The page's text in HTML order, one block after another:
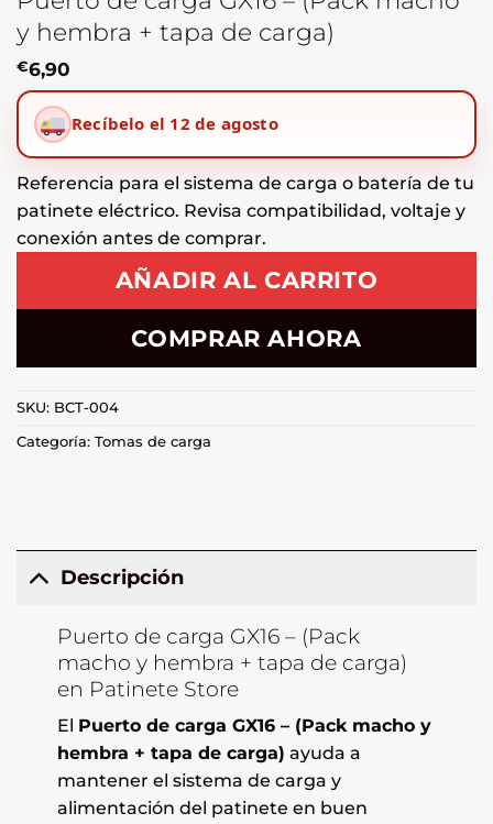
y hembra + tapa de carga)
€6,90
Recíbelo el 12 de agosto
Referencia para el sistema de carga o batería de tu
patinete eléctrico. Revisa compatibilidad, voltaje y
conexión antes de comprar.
AÑADIR AL CARRITO
COMPRAR AHORA
SKU: BCT-004
Categoría: Tomas de carga
Descripción
Puerto de carga GX16 – (Pack
macho y hembra + tapa de carga)
en Patinete Store
El Puerto de carga GX16 – (Pack macho y
hembra + tapa de carga) ayuda a
mantener el sistema de carga y
alimentación del patinete en buen